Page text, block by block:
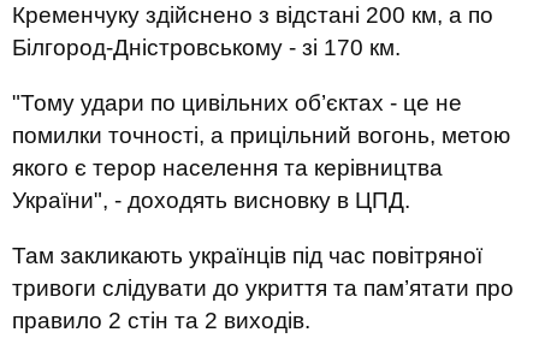
Кременчуку здійснено з відстані 200 км, а по
Білгород-Дністровському - зі 170 км.
"Тому удари по цивільних об’єктах - це не
помилки точності, а прицільний вогонь, метою
якого є терор населення та керівництва
України", - доходять висновку в ЦПД.
Там закликають українців під час повітряної
тривоги слідувати до укриття та пам’ятати про
правило 2 стін та 2 виходів.